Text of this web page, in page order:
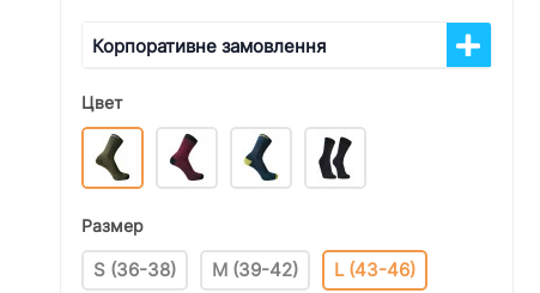
Корпоративне замовлення
Цвет
Размер
S (36-38) M (39-42) L (43-46)